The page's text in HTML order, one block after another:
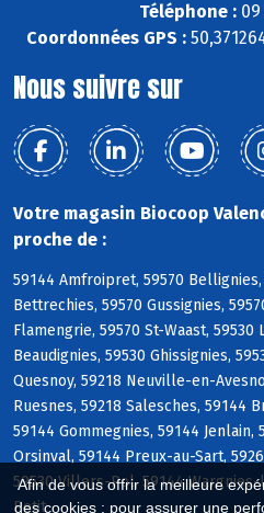
Afin de vous offrir la meilleure
des cookies : pour assurer une
Téléphone : 09
Coordonnées GPS :
Nous suivre sur
Votre magasin Biocoop
proche de :
59144 Amfroipret, 59570
Bettrechies, 59570 Gussignies,
Flamengrie, 59570 St-Waast, 59530
Beaudignies, 59530 Ghissignies,
Quesnoy, 59218 Neuville-en-
Ruesnes, 59218 Salesches, 59144
59144 Gommegnies, 59144 Jenlain,
Orsinval, 59144 Preux-au-Sart,
59530 Villers-Pol, 59144
Petit